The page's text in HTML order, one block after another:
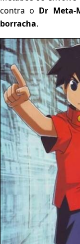
contra o Dr Meta-
borracha.